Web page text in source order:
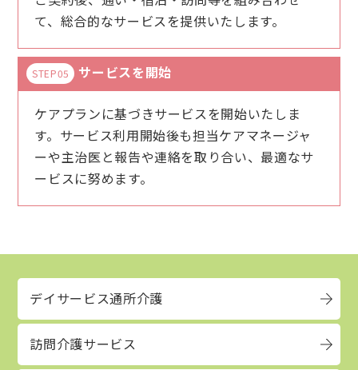
て、総合的なサービスを提供いたします。
STEP05 サービスを開始
ケアプランに基づきサービスを開始いたしま
す。サービス利用開始後も担当ケアマネージャ
ーや主治医と報告や連絡を取り合い、最適なサ
ービスに努めます。
デイサービス通所介護
訪問介護サービス